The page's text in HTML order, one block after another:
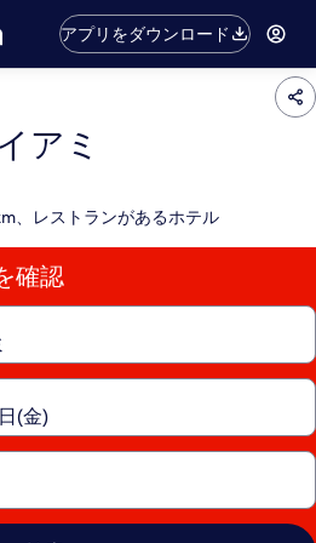
アプリをダウンロード
アミ
、レストランがあるホテル
確認